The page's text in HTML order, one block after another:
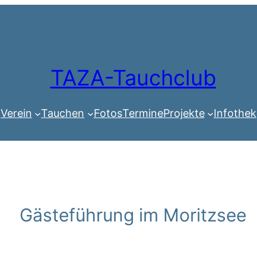
TAZA-Tauchclub
Verein Tauchen FotosTermineProjekte Infothek
Gästeführung im Moritzsee